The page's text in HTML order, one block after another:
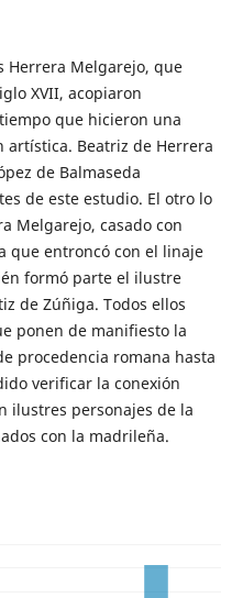
Herrera Melgarejo, que
XVII, acopiaron
que hicieron una
Beatriz de Herrera
de Balmaseda
de este estudio. El otro lo
Melgarejo, casado con
que entroncó con el linaje
formó parte el ilustre
de Zúñiga. Todos ellos
ponen de manifiesto la
procedencia romana hasta
verificar la conexión
ilustres personajes de la
con la madrileña.